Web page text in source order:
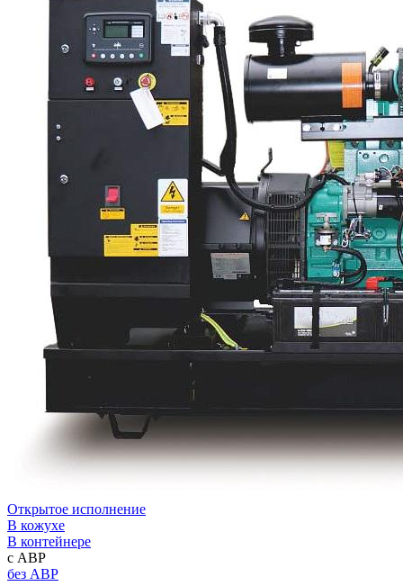
Открытое исполнение
В кожухе
В контейнере
с АВР
без АВР